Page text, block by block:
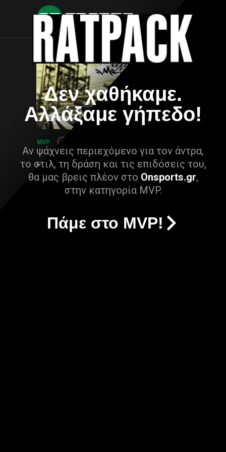
Δεν χαθήκαμε.
Αλλάξαμε γήπεδο!
Αν ψάχνεις περιεχόμενο για τον άντρα,
το στιλ, τη δράση και τις επιδόσεις του,
θα μας βρεις πλέον στο Onsports.gr,
στην κατηγορία MVP.
Πάμε στο MVP!